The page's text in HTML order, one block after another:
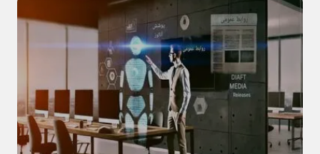
اینوتکس امسال با مدل جدید برگزار می‌شود